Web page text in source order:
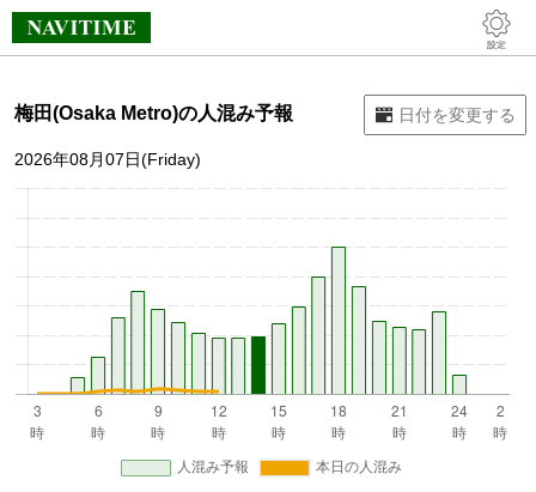
梅田(Osaka Metro)の人混み予報
2026年08月07日(Friday)